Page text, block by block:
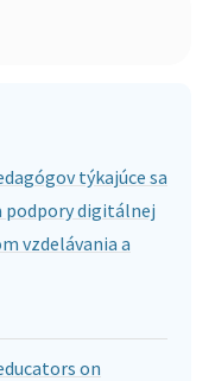
týkajúce sa
podpory digitálnej
vzdelávania a
on